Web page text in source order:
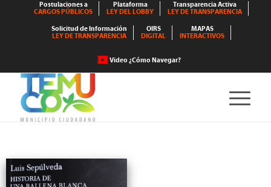
Postulaciones a
CARGOS PÚBLICOS
Plataforma
LEY DEL LOBBY
Transparencia Activa
LEY DE TRANSPARENCIA
Solicitud de Información
LEY DE TRANSPARENCIA
OIRS
DIGITAL
MAPAS
INTERACTIVOS
Video ¿Cómo Navegar?